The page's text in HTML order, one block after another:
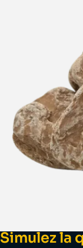
Simulez la